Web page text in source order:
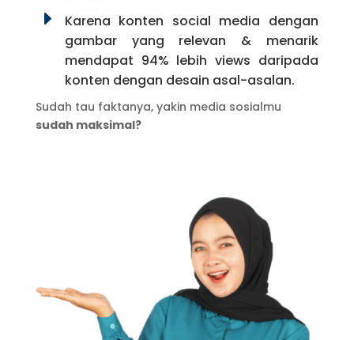
E
Karena konten social media dengan
gambar yang relevan & menarik
mendapat 94% lebih views daripada
konten dengan desain asal-asalan.
Sudah tau faktanya, yakin media sosialmu
sudah maksimal?